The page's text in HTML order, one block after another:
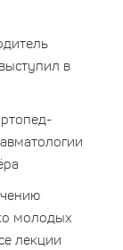
в
молодых
лекции